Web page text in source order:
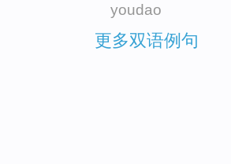
youdao
更多双语例句